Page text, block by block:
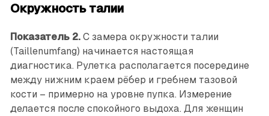
Окружность талии
Показатель 2. С замера окружности талии
(Taillenumfang) начинается настоящая
диагностика. Рулетка располагается посередине
между нижним краем рёбер и гребнем тазовой
кости – примерно на уровне пупка. ­Измерение
делается после ­спокойного выдоха. Для женщин